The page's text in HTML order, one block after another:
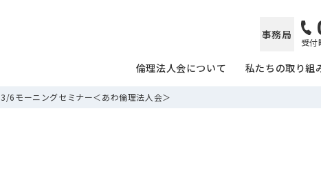
事務局
受付
倫理法人会について 私たちの取り組
3/6モーニングセミナー＜あわ倫理法人会＞